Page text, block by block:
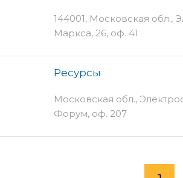
144001, Московская обл.,
Маркса, 26, оф. 41
Ресурсы
Московская обл.,
Форум, оф. 207